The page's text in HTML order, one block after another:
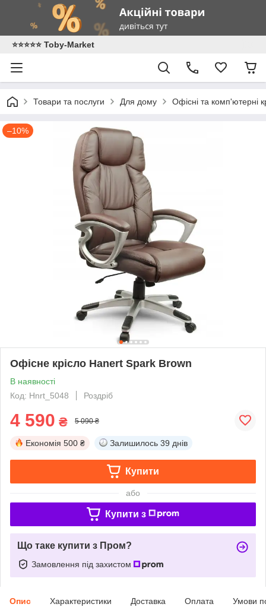
⭐️⭐️⭐️⭐️⭐️ Toby-Market
Товари та послуги Для дому Офісні та комп'ютерні
–10%
Офісне крісло Hanert Spark Brown
В наявності
Код: Hnrt_5048
Роздріб
4 590 ₴ 5 090 ₴
Економія 500 ₴ Залишилось 39 днів
Купити
або
Купити з
Що таке купити з Пром?
Замовлення під захистом
Опис Характеристики Доставка Оплата Умови